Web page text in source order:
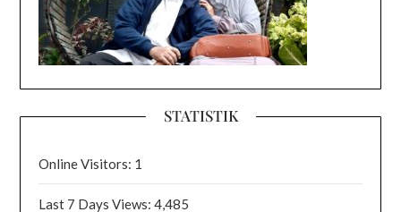
STATISTIK
Online Visitors: 1
Last 7 Days Views:4,485